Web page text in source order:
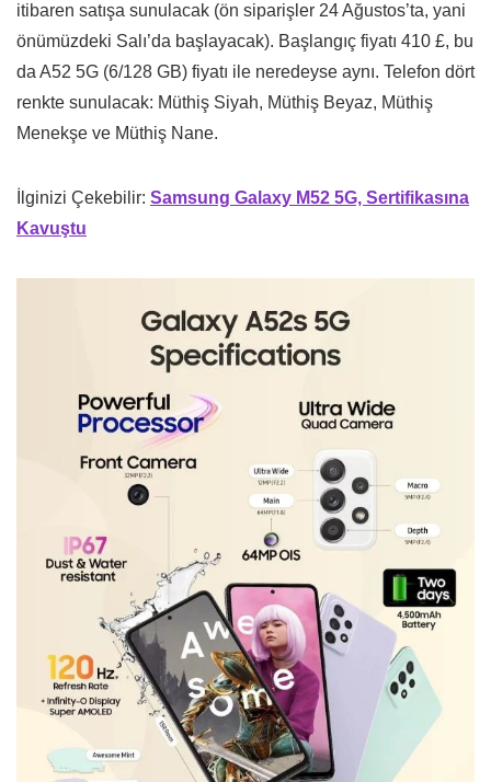
itibaren satışa sunulacak (ön siparişler 24 Ağustos’ta, yani
önümüzdeki Salı’da başlayacak). Başlangıç fiyatı 410 £, bu
da A52 5G (6/128 GB) fiyatı ile neredeyse aynı. Telefon dört
renkte sunulacak: Müthiş Siyah, Müthiş Beyaz, Müthiş
Menekşe ve Müthiş Nane.
İlginizi Çekebilir: Samsung Galaxy M52 5G, Sertifikasına
Kavuştu